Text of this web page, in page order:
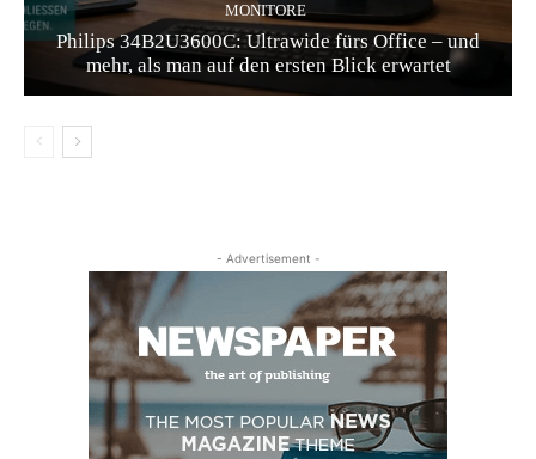
MONITORE
Philips 34B2U3600C: Ultrawide fürs Office – und
mehr, als man auf den ersten Blick erwartet
- Advertisement -